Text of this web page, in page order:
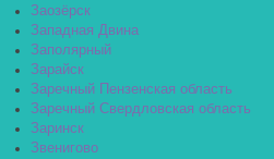
Заозёрск
Западная Двина
Заполярный
Зарайск
Заречный Пензенская область
Заречный Свердловская область
Заринск
Звенигово